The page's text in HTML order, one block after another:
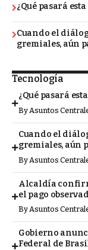
¿Qué pasará
Cuando el
gremiales, aún
Tecnología
¿Qué pasará
By Asuntos
Cuando el
gremiales, aún
By Asuntos
Alcaldía
el pago
ByAsuntos
Gobierno
Federal de